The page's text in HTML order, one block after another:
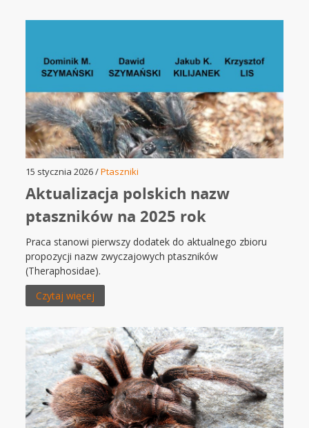
15 stycznia 2026 /Ptaszniki
Aktualizacja polskich nazw
ptaszników na 2025 rok
Praca stanowi pierwszy dodatek do aktualnego zbioru
propozycji nazw zwyczajowych ptaszników
(Theraphosidae).
Czytaj więcej